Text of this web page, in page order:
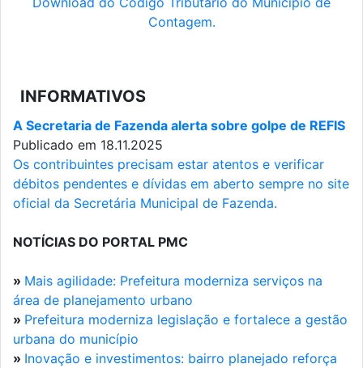
Contagem.
INFORMATIVOS
A Secretaria de Fazenda alerta sobre golpe de REFIS
Publicado em 18.11.2025
Os contribuintes precisam estar atentos e verificar
débitos pendentes e dívidas em aberto sempre no site
oficial da Secretária Municipal de Fazenda.
NOTÍCIAS DO PORTAL PMC
» Mais agilidade: Prefeitura moderniza serviços na
área de planejamento urbano
» Prefeitura moderniza legislação e fortalece a gestão
urbana do município
» Inovação e investimentos: bairro planejado reforça